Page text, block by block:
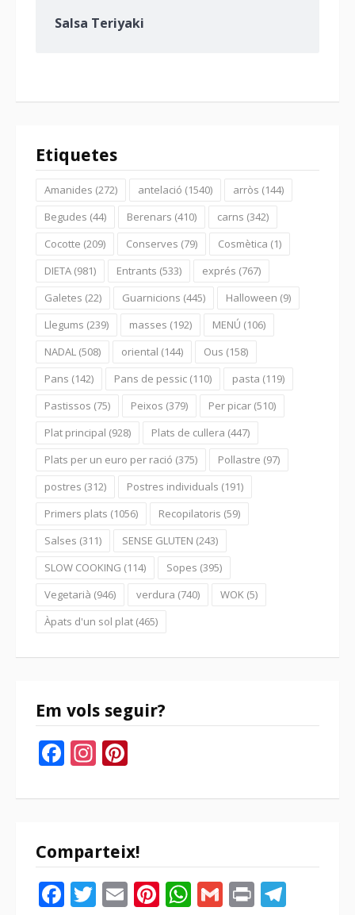
Salsa Teriyaki
Etiquetes
Amanides (272) antelació (1540) arròs (144)
Begudes (44) Berenars (410) carns (342)
Cocotte (209) Conserves (79) Cosmètica (1)
DIETA (981) Entrants (533) exprés (767)
Galetes (22) Guarnicions (445) Halloween (9)
Llegums (239) masses (192) MENÚ (106)
NADAL (508) oriental (144) Ous (158)
Pans (142) Pans de pessic (110) pasta (119)
Pastissos (75) Peixos (379) Per picar (510)
Plat principal (928) Plats de cullera (447)
Plats per un euro per ració (375) Pollastre (97)
postres (312) Postres individuals (191)
Primers plats (1056) Recopilatoris (59)
Salses (311) SENSE GLUTEN (243)
SLOW COOKING (114) Sopes (395)
Vegetarià (946) verdura (740) WOK (5)
Àpats d'un sol plat (465)
Em vols seguir?
Facebook
Instagram
Comparteix!
Facebook
Twitter
EmailPinterest
WhatsApp
Gmail
Print